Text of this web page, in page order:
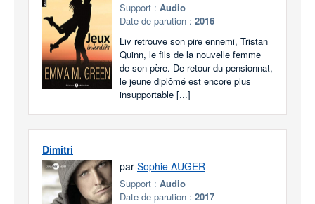
Support : Audio
Date de parution : 2016
Liv retrouve son pire ennemi, Tristan
Quinn, le fils de la nouvelle femme
de son père. De retour du pensionnat,
le jeune diplômé est encore plus
insupportable [...]
Dimitri
par Sophie AUGER
Support : Audio
Date de parution : 2017